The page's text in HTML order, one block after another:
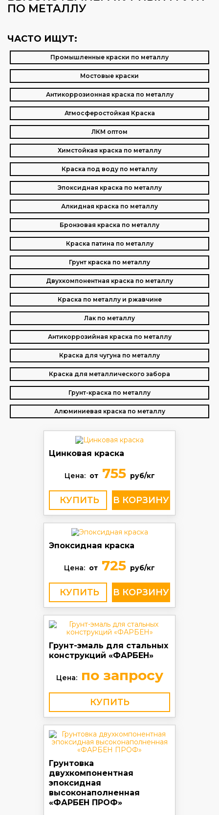
ПО МЕТАЛЛУ
ЧАСТО ИЩУТ:
Промышленные краски по металлу
Мостовые краски
Антикоррозионная краска по металлу
Атмосферостойкая Краска
ЛКМ оптом
Химстойкая краска по металлу
Краска под воду по металлу
Эпоксидная краска по металлу
Алкидная краска по металлу
Бронзовая краска по металлу
Краска патина по металлу
Грунт краска по металлу
Двухкомпонентная краска по металлу
Краска по металлу и ржавчине
Лак по металлу
Антикоррозийная краска по металлу
Краска для чугуна по металлу
Краска для металлического забора
Грунт-краска по металлу
Алюминиевая краска по металлу
Цинковая краска
Цена: от755 руб/кг
КУПИТЬ
Эпоксидная краска
Цена: от 725 руб/кг
КУПИТЬ
Грунт-эмаль для стальных
конструкций «ФАРБЕН»
Цена:по запросу
КУПИТЬ
Грунтовка
двухкомпонентная
эпоксидная
высоконаполненная
«ФАРБЕН ПРОФ»